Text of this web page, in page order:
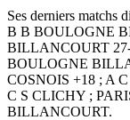
Ses derniers matchs
B B BOULOGNE
BILLANCOURT
BOULOGNE
COSNOIS +18 ; A
C S CLICHY ;
BILLANCOURT.